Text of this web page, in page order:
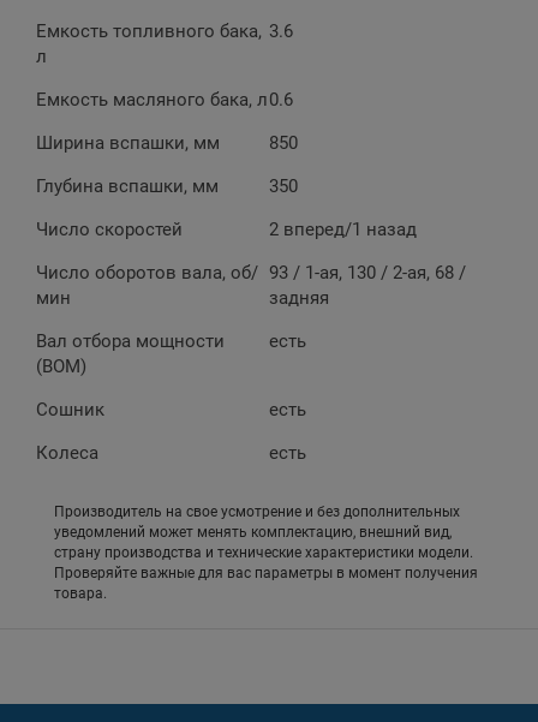
Емкость топливного бака,
л
3.6
Емкость масляного бака, л0.6
Ширина вспашки, мм
850
Глубина вспашки, мм
350
Число скоростей
2 впе­ред/1 на­зад
Число оборотов вала, об/
мин
93 / 1-а­я, 130 / 2-а­я, 68 /
зад­няя
Вал отбора мощности
(ВОМ)
есть
Cошник
есть
Колеса
есть
Производитель на свое усмотрение и без дополнительных
уведомлений может менять комплектацию, внешний вид,
страну производства и технические характеристики модели.
Проверяйте важные для вас параметры в момент получения
товара.